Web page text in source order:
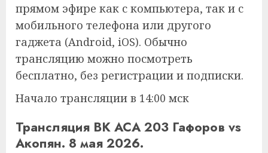
прямом эфире как с компьютера, так и с
мобильного телефона или другого
гаджета (Android, iOS). Обычно
трансляцию можно посмотреть
бесплатно, без регистрации и подписки.
Начало трансляции в 14:00 мск
Трансляция ВК ACA 203 Гафоров vs
Акопян. 8 мая 2026.